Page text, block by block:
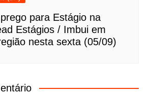
para Estágio na
Estágios / Imbui em
nesta sexta (05/09)